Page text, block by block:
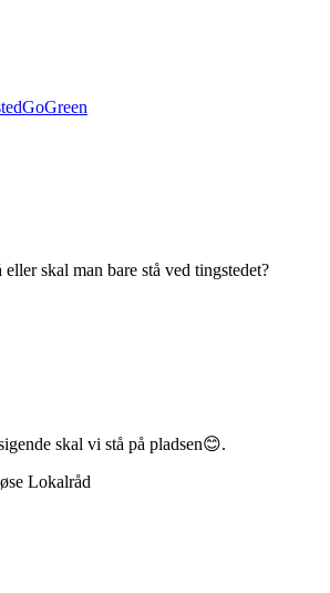
skal man bare stå ved tingstedet?
skal vi stå på pladsen😊.
Lokalråd